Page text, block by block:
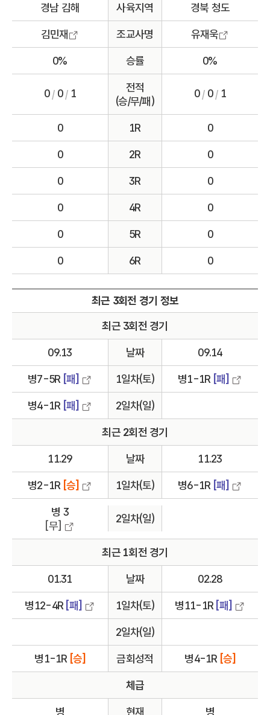
사육지역
경남 김해 경북 청도
조교사명
김민재 유재욱
승률
0% 0%
전적
(승/무/패)
0/0/1 0/0/1
1R
0 0
2R
0 0
3R
0 0
4R
0 0
5R
0 0
6R
0 0
최근 3회전 경기 정보
최근 3회전 경기
날짜
09.13 09.14
1일차(토)
병7-5R [패] 병1-1R [패]
2일차(일)
병4-1R [패]
최근 2회전 경기
날짜
11.29 11.23
1일차(토)
병2-1R [승] 병6-1R [패]
2일차(일)
병 3
[무]
최근 1회전 경기
날짜
01.31 02.28
1일차(토)
병12-4R [패] 병11-1R [패]
2일차(일)
금회성적
병1-1R [승] 병4-1R [승]
체급
현재
병 병